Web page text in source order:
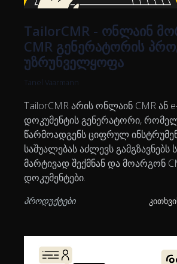
TailorCMR - ონლაინ
CMR გენერატორის
უზრუნველყოფა
Tanel Vaarmann
TailorCMR არის ონლაინ CMR ან
დოკუმენტის გენერატორი,
წარმოადგენს ციფრულ
საშუალებას აძლევს
მარტივად შექმნან და მოარგონ
დოკუმენტები.
პროდუქტები